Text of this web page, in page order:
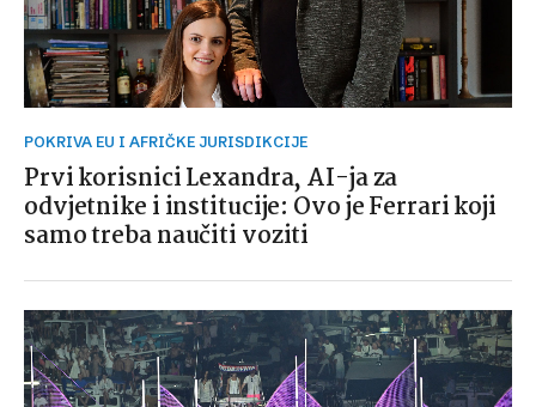
POKRIVA EU I AFRIČKE JURISDIKCIJE
Prvi korisnici Lexandra, AI-ja za
odvjetnike i institucije: Ovo je Ferrari koji
samo treba naučiti voziti